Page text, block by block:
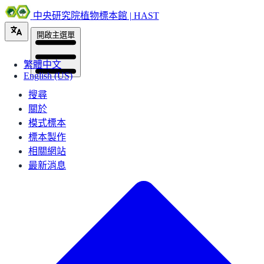
中央研究院植物標本館 | HAST
繁體中文
English (US)
開啟主選單
搜尋
關於
模式標本
標本製作
相關網站
最新消息